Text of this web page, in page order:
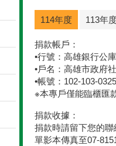
114年度 113年
捐款帳戶：
•行號：高雄銀行公
•戶名：高雄市政府
•帳號：102-103-
※本專戶僅能臨櫃匯
捐款收據：
捐款時請留下您的
單影本傳真至07-